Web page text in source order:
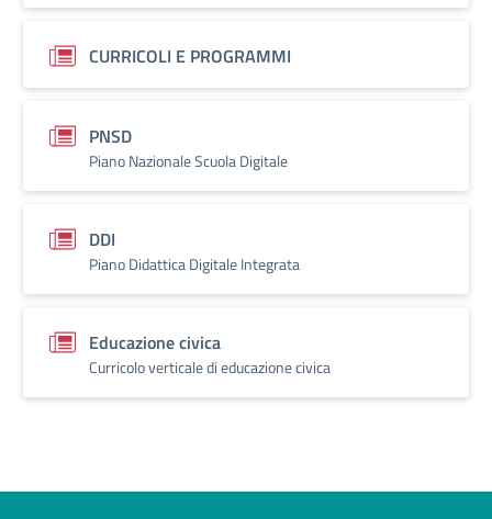
CURRICOLI E PROGRAMMI
PNSD
Piano Nazionale Scuola Digitale
DDI
Piano Didattica Digitale Integrata
Educazione civica
Curricolo verticale di educazione civica